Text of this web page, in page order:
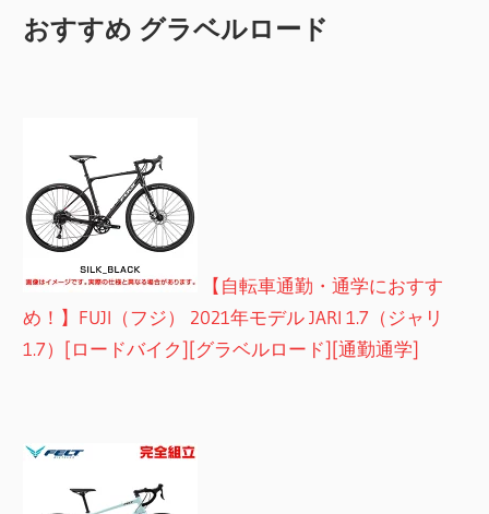
おすすめ グラベルロード
【自転車通勤・通学におすす
め！】FUJI（フジ） 2021年モデル JARI 1.7（ジャリ
1.7）[ロードバイク][グラベルロード][通勤通学]